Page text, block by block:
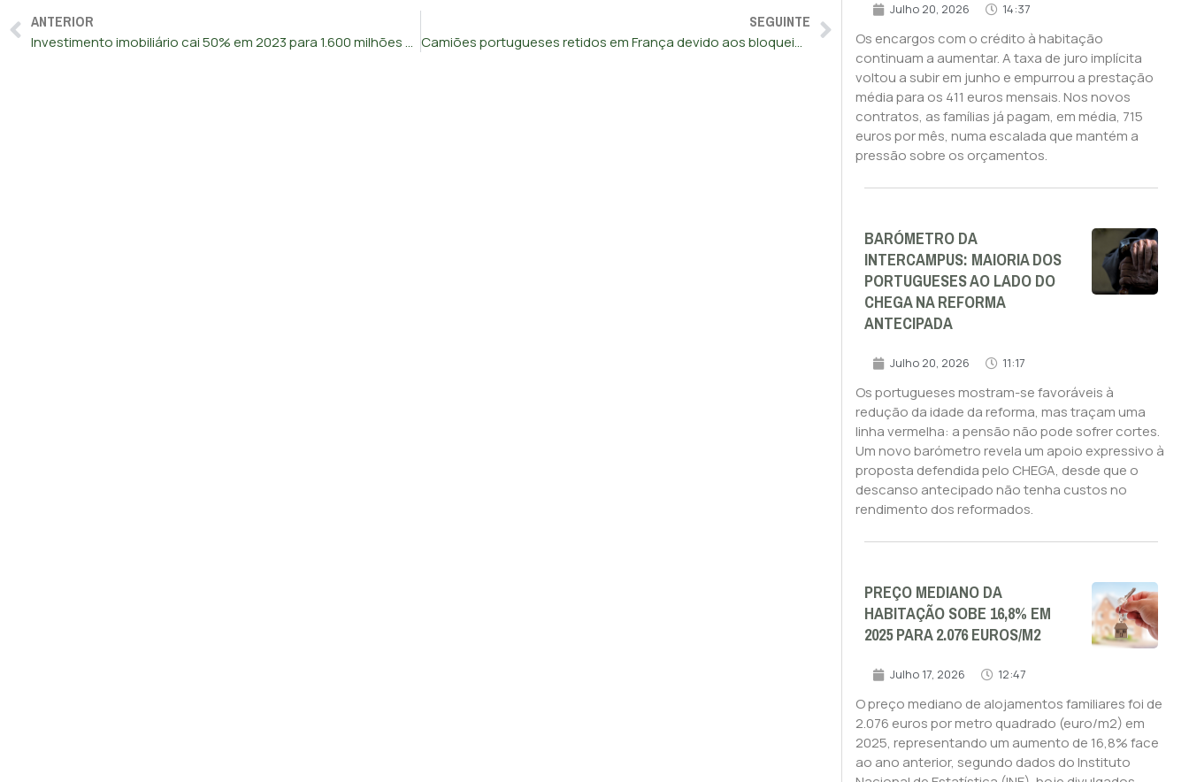
ANTERIOR
Investimento imobiliário cai 50% em 2023 para 1.600 milhões de euros
SEGUINTE
Camiões portugueses retidos em França devido aos bloqueios dos agricultores
Julho 20, 2026 14:37
Os encargos com o crédito à habitação
continuam a aumentar. A taxa de juro implícita
voltou a subir em junho e empurrou a prestação
média para os 411 euros mensais. Nos novos
contratos, as famílias já pagam, em média, 715
euros por mês, numa escalada que mantém a
pressão sobre os orçamentos.
BARÓMETRO DA
INTERCAMPUS: MAIORIA DOS
PORTUGUESES AO LADO DO
CHEGA NA REFORMA
ANTECIPADA
Julho 20, 2026 11:17
Os portugueses mostram-se favoráveis à
redução da idade da reforma, mas traçam uma
linha vermelha: a pensão não pode sofrer cortes.
Um novo barómetro revela um apoio expressivo à
proposta defendida pelo CHEGA, desde que o
descanso antecipado não tenha custos no
rendimento dos reformados.
PREÇO MEDIANO DA
HABITAÇÃO SOBE 16,8% EM
2025 PARA 2.076 EUROS/M2
Julho 17, 2026 12:47
O preço mediano de alojamentos familiares foi de
2.076 euros por metro quadrado (euro/m2) em
2025, representando um aumento de 16,8% face
ao ano anterior, segundo dados do Instituto